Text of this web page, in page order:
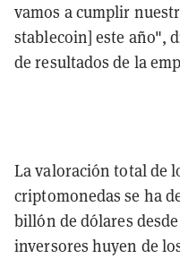
vamos a cumplir
stablecoin] este año",
de resultados de la
La valoración total de
criptomonedas se ha
billón de dólares
inversores huyen de